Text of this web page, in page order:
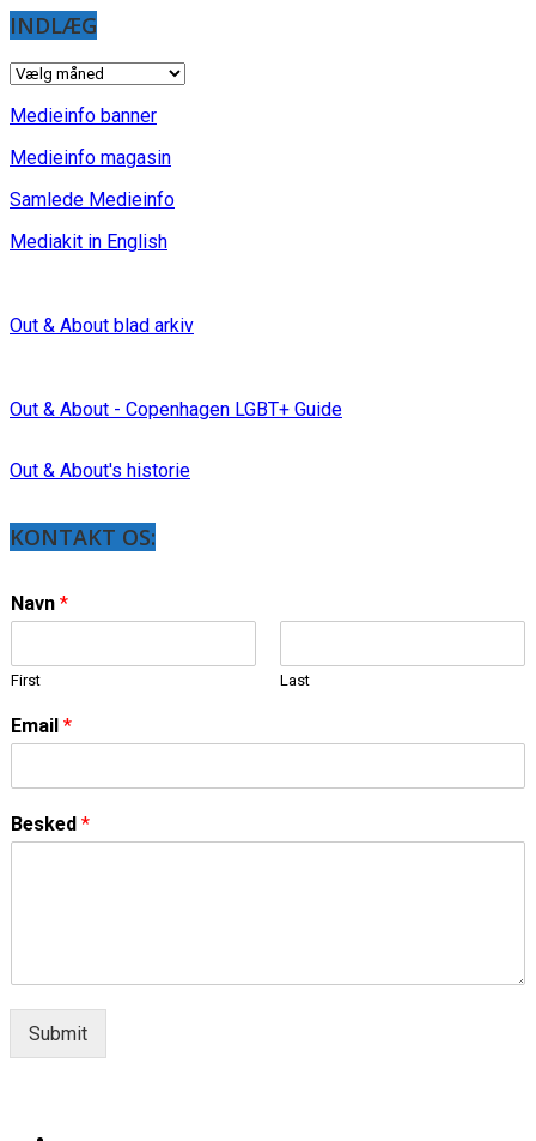
INDLÆG
INDLÆG
Medieinfo banner
Medieinfo magasin
Samlede Medieinfo
Mediakit in English
Out & About blad arkiv
Out & About - Copenhagen LGBT+ Guide
Out & About's historie
KONTAKT OS:
Navn *
First Last
Email *
Besked *
Submit